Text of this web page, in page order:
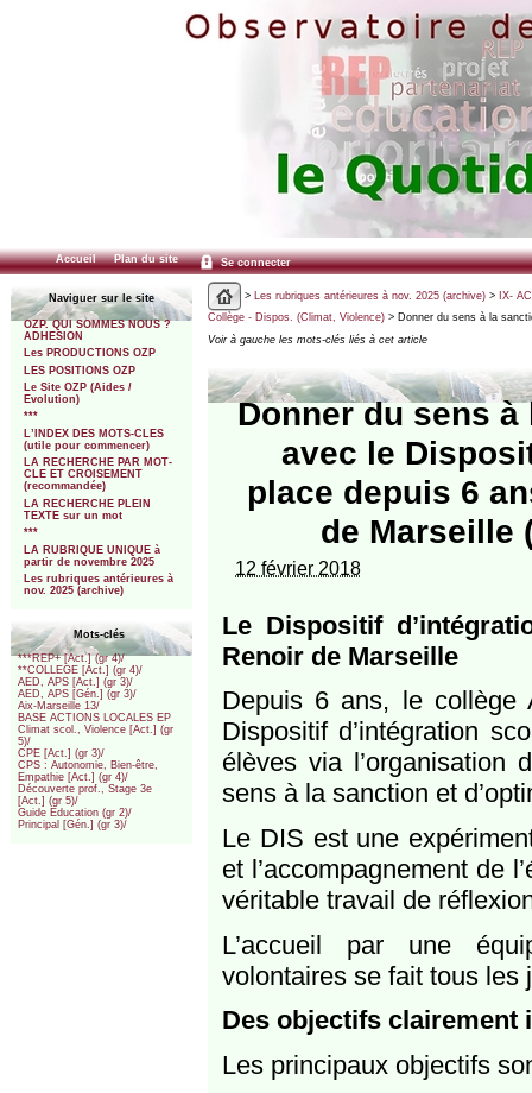
Accueil Plan du site Se connecter
Naviguer sur le site
OZP. QUI SOMMES NOUS ?
ADHESION
Les PRODUCTIONS OZP
LES POSITIONS OZP
Le Site OZP (Aides /
Evolution)
***
L’INDEX DES MOTS-CLES
(utile pour commencer)
LA RECHERCHE PAR MOT-
CLE ET CROISEMENT
(recommandée)
LA RECHERCHE PLEIN
TEXTE sur un mot
***
LA RUBRIQUE UNIQUE à
partir de novembre 2025
Les rubriques antérieures à
nov. 2025 (archive)
Mots-clés
***REP+ [Act.] (gr 4)/
**COLLEGE [Act.] (gr 4)/
AED, APS [Act.] (gr 3)/
AED, APS [Gén.] (gr 3)/
Aix-Marseille 13/
BASE ACTIONS LOCALES EP
Climat scol., Violence [Act.] (gr
5)/
CPE [Act.] (gr 3)/
CPS : Autonomie, Bien-être,
Empathie [Act.] (gr 4)/
Découverte prof., Stage 3e
[Act.] (gr 5)/
Guide Education (gr 2)/
Principal [Gén.] (gr 3)/
> Les rubriques antérieures à nov. 2025 (archive)> IX-
Collège - Dispos. (Climat, Violence)> Donner du sens à la
Voir à gauche les mots-clés liés à cet article
Donner du sens
avec le
place depuis 6
de Marseille
12 février 2018
Le Dispositif
Renoir de Marseille
Depuis 6 ans, le collège
Dispositif d’intégration
élèves via l’organisation
sens à la sanction et
Le DIS est une
et l’accompagnement de
véritable travail de
L’accueil par une
volontaires se fait tous les
Des objectifs clairement
Les principaux objectifs